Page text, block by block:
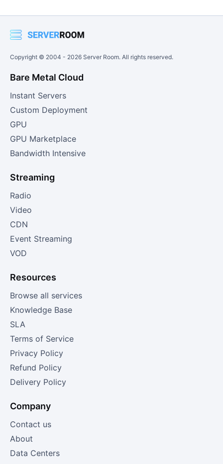
Copyright © 2004 - 2026 Server Room. All rights reserved.
Bare Metal Cloud
Instant Servers
Custom Deployment
GPU
GPU Marketplace
Bandwidth Intensive
Streaming
Radio
Video
CDN
Event Streaming
VOD
Resources
Browse all services
Knowledge Base
SLA
Terms of Service
Privacy Policy
Refund Policy
Delivery Policy
Company
Contact us
About
Data Centers